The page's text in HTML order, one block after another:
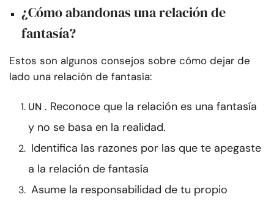
¿Cómo abandonas una relación de
fantasía?
Estos son algunos consejos sobre cómo dejar de
lado una relación de fantasía:
UN . Reconoce que la relación es una fantasía
y no se basa en la realidad.
Identifica las razones por las que te apegaste
a la relación de fantasía
Asume la responsabilidad de tu propio